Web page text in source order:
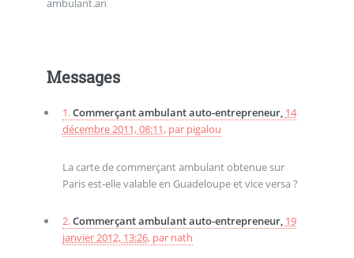
ambulant.an
Messages
1.Commerçant ambulant auto-entrepreneur, 14
décembre 2011, 08:11, par pigalou
La carte de commerçant ambulant obtenue sur
Paris est-elle valable en Guadeloupe et vice versa ?
2.Commerçant ambulant auto-entrepreneur, 19
janvier 2012, 13:26, par nath